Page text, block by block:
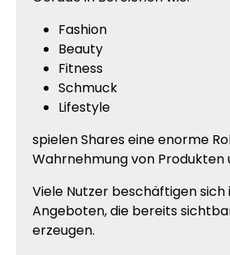
Fashion
Beauty
Fitness
Schmuck
Lifestyle
spielen Shares eine enorme
Wahrnehmung von Produkten
Viele Nutzer beschäftigen
Angeboten, die bereits
erzeugen.